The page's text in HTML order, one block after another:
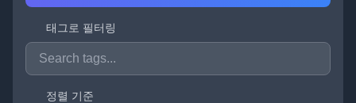
태그로 필터링
정렬 기준